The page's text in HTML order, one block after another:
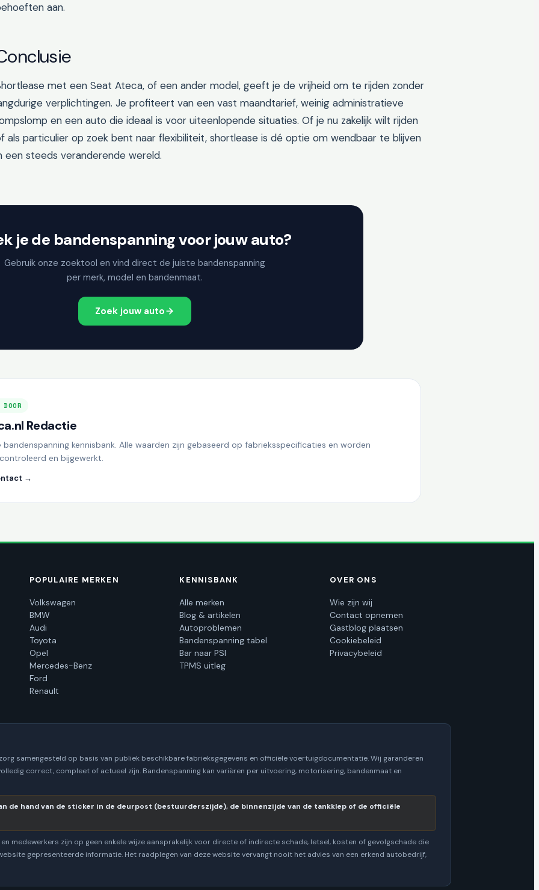
aan.
met een Seat Ateca, of een ander model, geeft je de vrijheid om te rijden zonder
verplichtingen. Je profiteert van een vast maandtarief, weinig administratieve
en een auto die ideaal is voor uiteenlopende situaties. Of je nu zakelijk wilt rijden
als particulier op zoek bent naar flexibiliteit, shortlease is dé optie om wendbaar te blijven
een steeds veranderende wereld.
je de bandenspanning voor jouw auto?
Gebruik onze zoektool en vind direct de juiste bandenspanning
per merk, model en bandenmaat.
Zoek jouw auto
Redactie
bandenspanning kennisbank. Alle waarden zijn gebaseerd op fabrieksspecificaties en worden
en bijgewerkt.
→
POPULAIRE MERKEN
Volkswagen
BMW
Audi
Toyota
Opel
Mercedes-Benz
Ford
Renault
KENNISBANK
Alle merken
Blog & artikelen
Autoproblemen
Bandenspanning tabel
Bar naar PSI
TPMS uitleg
OVER ONS
Wie zijn wij
Contact opnemen
Gastblog plaatsen
Cookiebeleid
Privacybeleid
samengesteld op basis van publiek beschikbare fabrieksgegevens en officiële voertuigdocumentatie. Wij garanderen
correct, compleet of actueel zijn. Bandenspanning kan variëren per uitvoering, motorisering, bandenmaat en
de hand van de sticker in de deurpost (bestuurderszijde), de binnenzijde van de tankklep of de officiële
medewerkers zijn op geen enkele wijze aansprakelijk voor directe of indirecte schade, letsel, kosten of gevolgschade die
gepresenteerde informatie. Het raadplegen van deze website vervangt nooit het advies van een erkend autobedrijf,